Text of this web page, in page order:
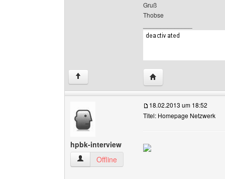
Gruß
Thobse
↑ Website dieses
hpbk-interview
hpbk-interview Benutzer-Profile anzeigen
Offline
18.02.2013 um 18:52
Titel: Homepage Netzwerk